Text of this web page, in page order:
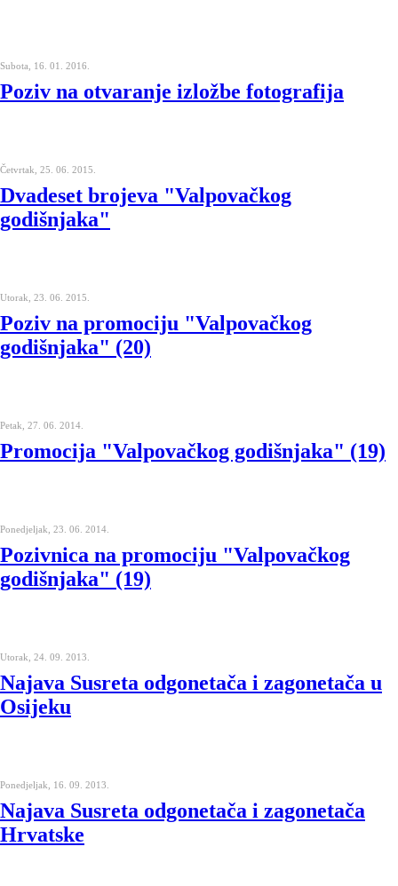
Subota, 16. 01. 2016.
Poziv na otvaranje izložbe fotografija
Četvrtak, 25. 06. 2015.
Dvadeset brojeva "Valpovačkog
godišnjaka"
Utorak, 23. 06. 2015.
Poziv na promociju "Valpovačkog
godišnjaka" (20)
Petak, 27. 06. 2014.
Promocija "Valpovačkog godišnjaka" (19)
Ponedjeljak, 23. 06. 2014.
Pozivnica na promociju "Valpovačkog
godišnjaka" (19)
Utorak, 24. 09. 2013.
Najava Susreta odgonetača i zagonetača u
Osijeku
Ponedjeljak, 16. 09. 2013.
Najava Susreta odgonetača i zagonetača
Hrvatske